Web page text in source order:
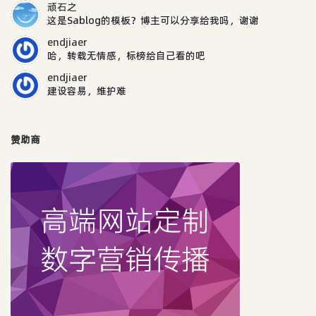
顽石之
这是Sablog的模板？博主可以分享给我吗，谢谢
endjiaer
哈，转载无情感，标榜给自己看的吧
endjiaer
建设容易，维护难
赞助商